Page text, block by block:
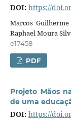
DOI: https://
Marcos
Raphael Moura
e17458
PDF
Projeto Mãos
de uma
DOI: https://